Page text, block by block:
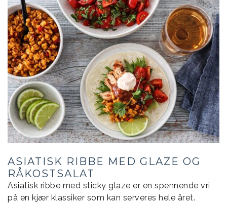
ASIATISK RIBBE MED GLAZE OG
RÅKOSTSALAT
Asiatisk ribbe med sticky glaze er en spennende vri
på en kjær klassiker som kan serveres hele året.